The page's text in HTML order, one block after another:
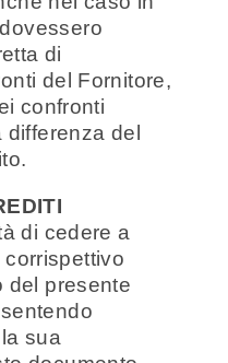
di
del Fornitore,
confronti
differenza del
di cedere a
del presente
sua